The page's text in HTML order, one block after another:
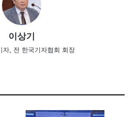
이상기
자, 전 한국기자협회 회장